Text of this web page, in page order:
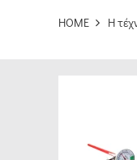
HOME H